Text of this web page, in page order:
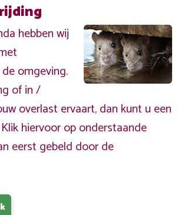
hebben wij
omgeving.
of in /
overlast ervaart, dan kunt u een
hiervoor op onderstaande
eerst gebeld door de